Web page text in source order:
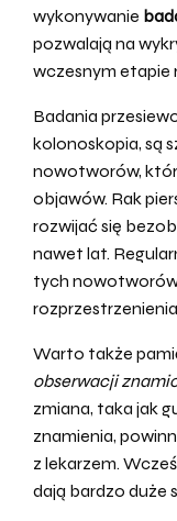
wykonywanie
pozwalają na
wczesnym etapie
Badania
kolonoskopia, są
nowotworów,
objawów. Rak
rozwijać się
nawet lat.
tych
Warto także
obserwacji
zmiana, taka jak
znamienia,
z lekarzem.
dają bardzo duże